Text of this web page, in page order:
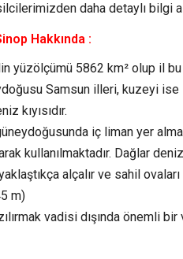
daha detaylı bilgi
Hakkında :
yüzölçümü 5862 km² olup il bu
Samsun illeri, kuzeyi ise
kıyısıdır.
iç liman yer
kullanılmaktadır. Dağlar
alçalır ve sahil
m)
vadisi dışında önemli